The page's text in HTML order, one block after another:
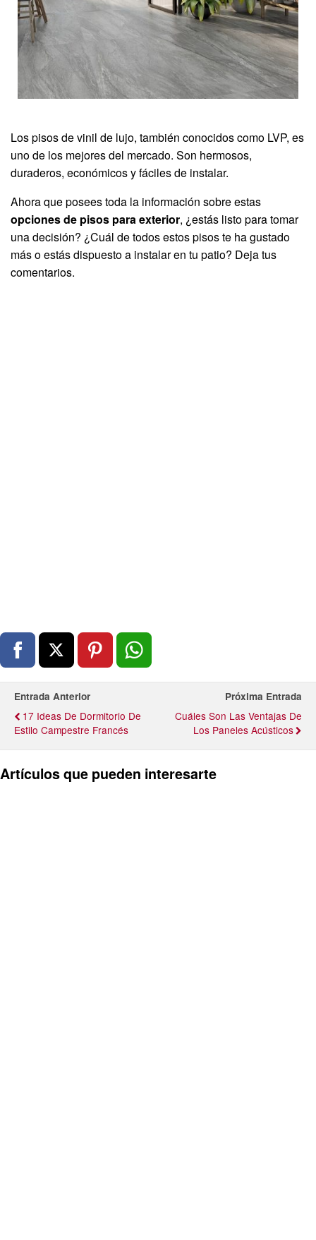
Los pisos de vinil de lujo, también conocidos como LVP, es
uno de los mejores del mercado. Son hermosos,
duraderos, económicos y fáciles de instalar.
Ahora que posees toda la información sobre estas
opciones de pisos para exterior, ¿estás listo para tomar
una decisión? ¿Cuál de todos estos pisos te ha gustado
más o estás dispuesto a instalar en tu patio? Deja tus
comentarios.
Entrada Anterior
17 Ideas De Dormitorio De
Estilo Campestre Francés
Próxima Entrada
Cuáles Son Las Ventajas De
Los Paneles Acústicos
Artículos que pueden interesarte